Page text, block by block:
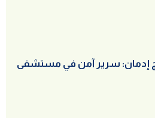
إدمان: سرير آمن في مستشفى